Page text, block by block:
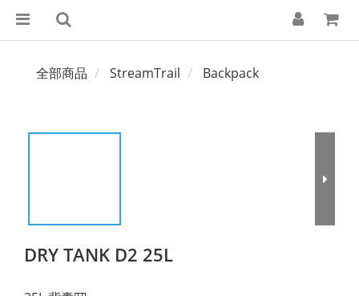
全部商品 StreamTrail Backpack
DRY TANK D2 25L